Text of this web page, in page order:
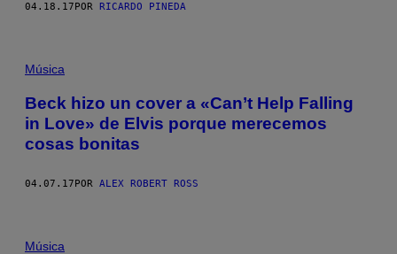
04.18.17 POR RICARDO PINEDA
Música
Beck hizo un cover a «Can’t Help Falling
in Love» de Elvis porque merecemos
cosas bonitas
04.07.17POR ALEX ROBERT ROSS
Música